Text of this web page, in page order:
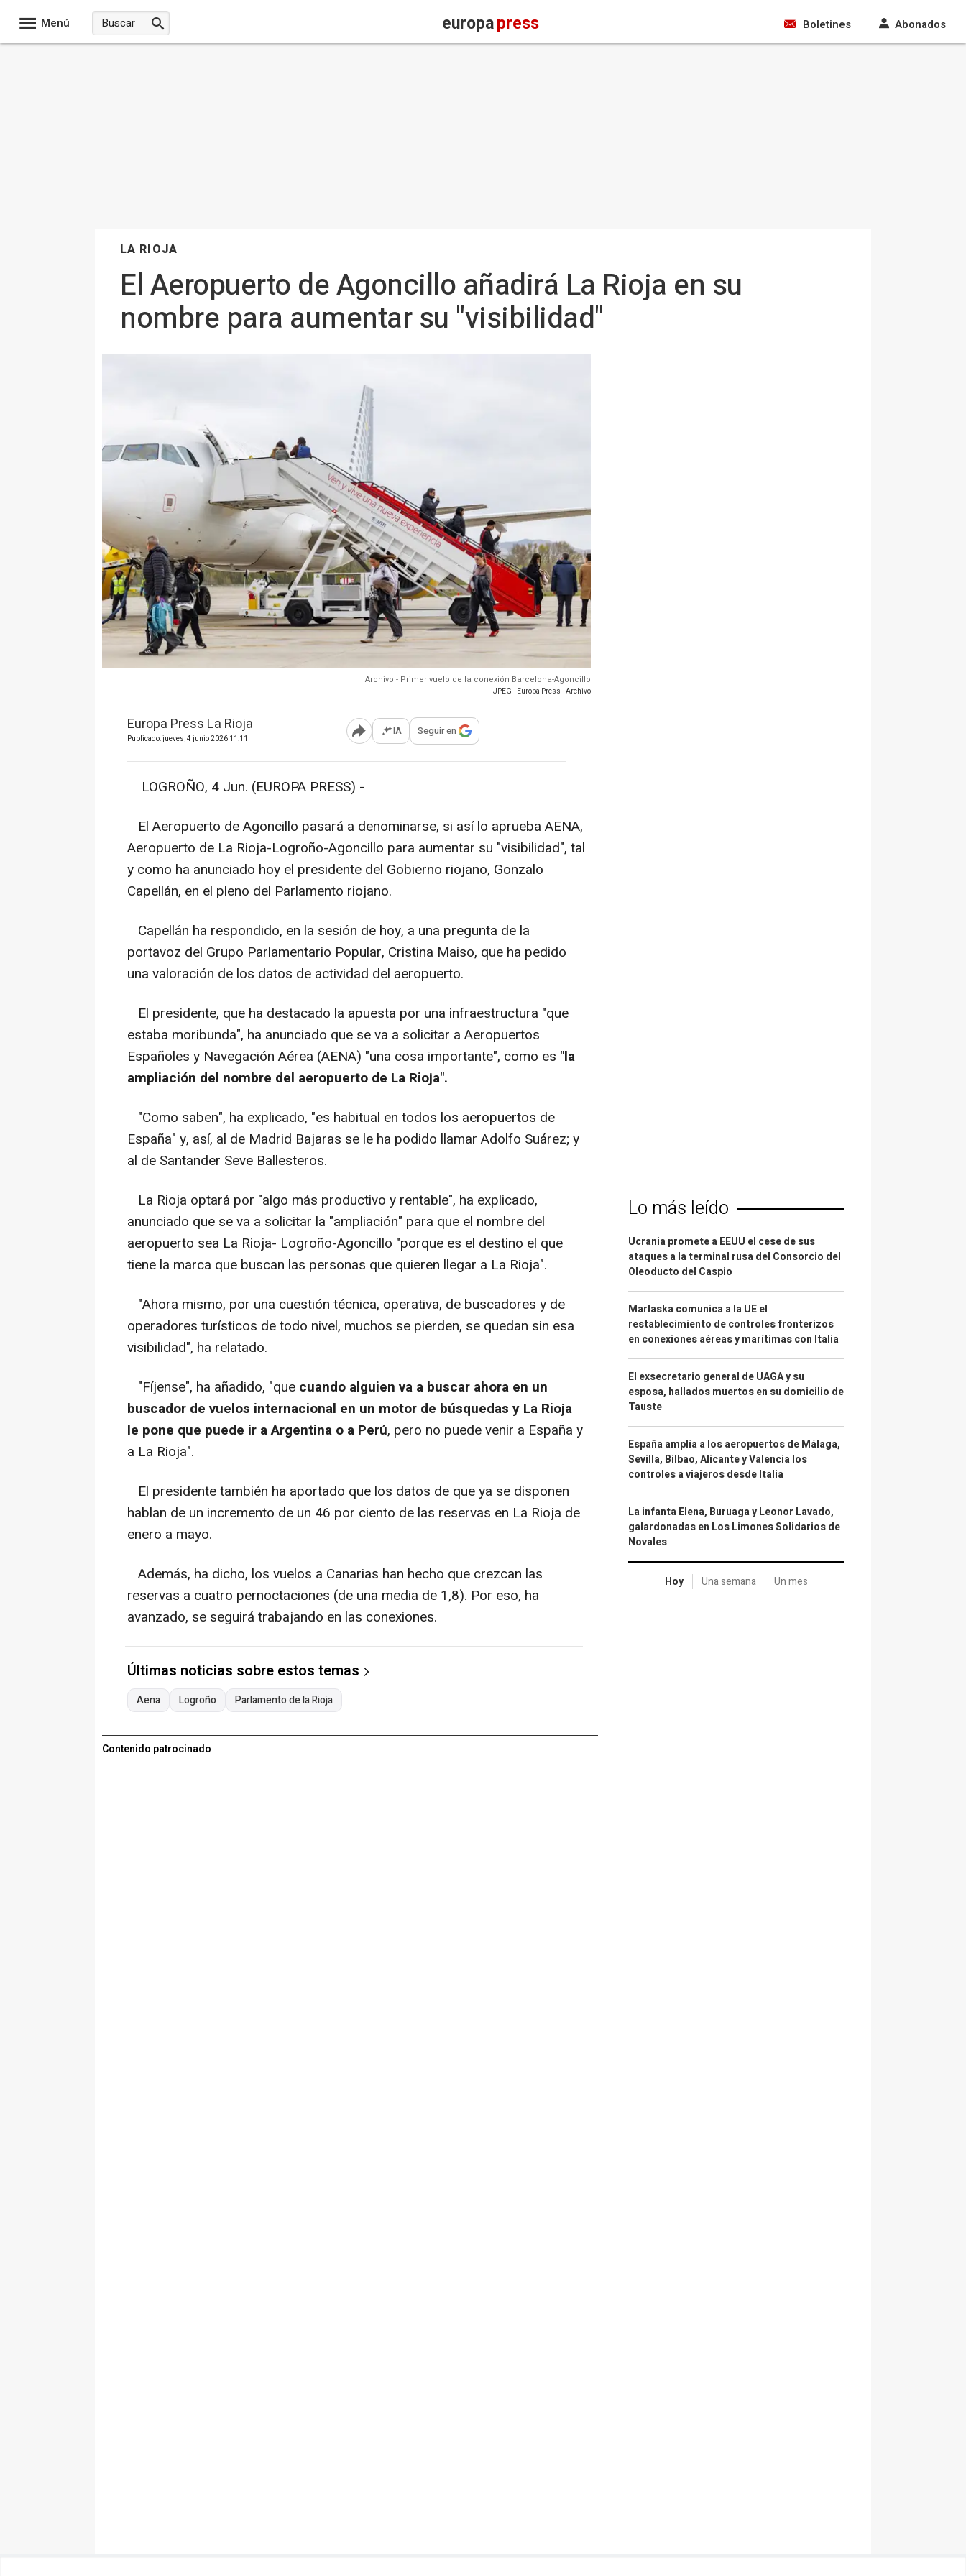
Menú europapress Boletines Abonados
LA RIOJA
El Aeropuerto de Agoncillo añadirá La Rioja en su
nombre para aumentar su "visibilidad"
Archivo - Primer vuelo de la conexión Barcelona-Agoncillo
- JPEG - Europa Press - Archivo
Europa Press La Rioja
Publicado: jueves, 4 junio 2026 11:11 Abrir opciones para compartir
IA Seguir en
LOGROÑO, 4 Jun. (EUROPA PRESS) -
El Aeropuerto de Agoncillo pasará a denominarse, si así lo aprueba AENA,
Aeropuerto de La Rioja-Logroño-Agoncillo para aumentar su "visibilidad", tal
y como ha anunciado hoy el presidente del Gobierno riojano, Gonzalo
Capellán, en el pleno del Parlamento riojano.
Capellán ha respondido, en la sesión de hoy, a una pregunta de la
portavoz del Grupo Parlamentario Popular, Cristina Maiso, que ha pedido
una valoración de los datos de actividad del aeropuerto.
El presidente, que ha destacado la apuesta por una infraestructura "que
estaba moribunda", ha anunciado que se va a solicitar a Aeropuertos
Españoles y Navegación Aérea (AENA) "una cosa importante", como es "la
ampliación del nombre del aeropuerto de La Rioja".
"Como saben", ha explicado, "es habitual en todos los aeropuertos de
España" y, así, al de Madrid Bajaras se le ha podido llamar Adolfo Suárez; y
al de Santander Seve Ballesteros.
La Rioja optará por "algo más productivo y rentable", ha explicado,
anunciado que se va a solicitar la "ampliación" para que el nombre del
aeropuerto sea La Rioja- Logroño-Agoncillo "porque es el destino el que
tiene la marca que buscan las personas que quieren llegar a La Rioja".
"Ahora mismo, por una cuestión técnica, operativa, de buscadores y de
operadores turísticos de todo nivel, muchos se pierden, se quedan sin esa
visibilidad", ha relatado.
"Fíjense", ha añadido, "que cuando alguien va a buscar ahora en un
buscador de vuelos internacional en un motor de búsquedas y La Rioja
le pone que puede ir a Argentina o a Perú, pero no puede venir a España y
a La Rioja".
El presidente también ha aportado que los datos de que ya se disponen
hablan de un incremento de un 46 por ciento de las reservas en La Rioja de
enero a mayo.
Además, ha dicho, los vuelos a Canarias han hecho que crezcan las
reservas a cuatro pernoctaciones (de una media de 1,8). Por eso, ha
avanzado, se seguirá trabajando en las conexiones.
Últimas noticias sobre estos temas
Aena Logroño Parlamento de la Rioja
Contenido patrocinado
Lo más leído
Ucrania promete a EEUU el cese de sus
ataques a la terminal rusa del Consorcio del
Oleoducto del Caspio
Marlaska comunica a la UE el
restablecimiento de controles fronterizos
en conexiones aéreas y marítimas con Italia
El exsecretario general de UAGA y su
esposa, hallados muertos en su domicilio de
Tauste
España amplía a los aeropuertos de Málaga,
Sevilla, Bilbao, Alicante y Valencia los
controles a viajeros desde Italia
La infanta Elena, Buruaga y Leonor Lavado,
galardonadas en Los Limones Solidarios de
Novales
Hoy Una semana Un mes